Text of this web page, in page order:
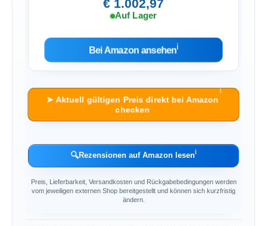
€ 1.002,97
Auf Lager
Bei Amazon ansehenℹ︎
➤ Aktuell gültigen Preis direkt bei Amazon
checken
ℹ︎
🔍Rezensionen auf Amazon lesenℹ︎
Preis, Lieferbarkeit, Versandkosten und Rückgabebedingungen werden
vom jeweiligen externen Shop bereitgestellt und können sich kurzfristig
ändern.